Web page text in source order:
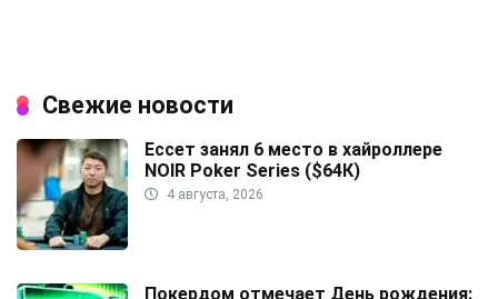
Свежие новости
Ессет занял 6 место в хайроллере
NOIR Poker Series ($64К)
4 августа, 2026
Покердом отмечает День рождения: